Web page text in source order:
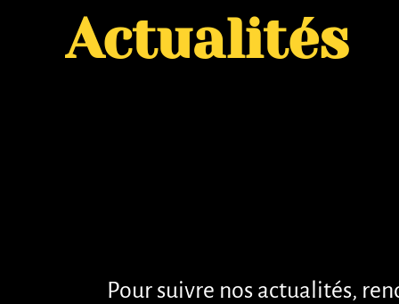
Actualités
Actualités
Pour suivre nos actualités,